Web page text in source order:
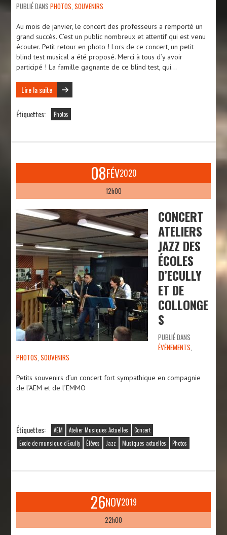
PUBLIÉ DANSPHOTOS ,SOUVENIRS
Au mois de janvier, le concert des professeurs a remporté un
grand succès. C’est un public nombreux et attentif qui est venu
écouter. Petit retour en photo ! Lors de ce concert, un petit
blind test musical a été proposé. Merci à tous d’y avoir
participé ! La famille gagnante de ce blind test, qui…
Lire la suite
Étiquettes: Photos
08FÉV2020
12h00
CONCERT
ATELIERS
JAZZ DES
ÉCOLES
D’ECULLY
ET DE
COLLONGE
S
PUBLIÉ DANS
ÉVÉNEMENTS
PHOTOS ,SOUVENIRS
Petits souvenirs d’un concert fort sympathique en compagnie
de l’AEM et de l’EMMO
Étiquettes: AEM Atelier Musiques Actuelles
Concert
Ecole de munsique d'Ecully
Élèves Jazz Musiques actuelles Photos
26NOV2019
22h00